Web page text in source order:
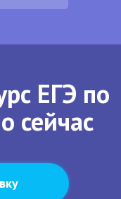
ЕГЭ по
сейчас